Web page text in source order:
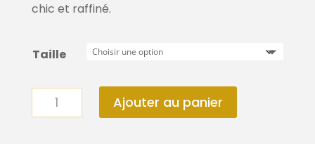
chic et raffiné.
Taille
quantité
de
Ajouter au panier